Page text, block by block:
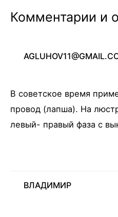
Комментарии и
В советское время
провод (лапша). На
левый- правый фаза с
ВЛАДИМИР